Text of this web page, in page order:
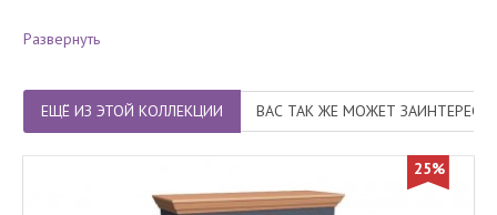
Развернуть
ЕЩЁ ИЗ ЭТОЙ КОЛЛЕКЦИИ ВАС ТАК ЖЕ МОЖЕТ
25%